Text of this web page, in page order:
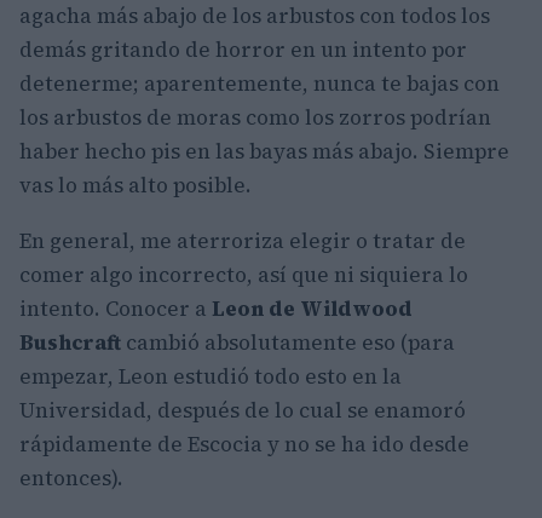
agacha más abajo de los arbustos con todos los
demás gritando de horror en un intento por
detenerme; aparentemente, nunca te bajas con
los arbustos de moras como los zorros podrían
haber hecho pis en las bayas más abajo. Siempre
vas lo más alto posible.
En general, me aterroriza elegir o tratar de
comer algo incorrecto, así que ni siquiera lo
intento. Conocer a Leon de Wildwood
Bushcraft cambió absolutamente eso (para
empezar, Leon estudió todo esto en la
Universidad, después de lo cual se enamoró
rápidamente de Escocia y no se ha ido desde
entonces).